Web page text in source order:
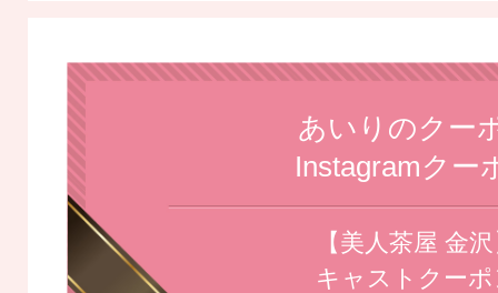
あいりのクー
Instagramクー
【美人茶屋 金
キャストクー